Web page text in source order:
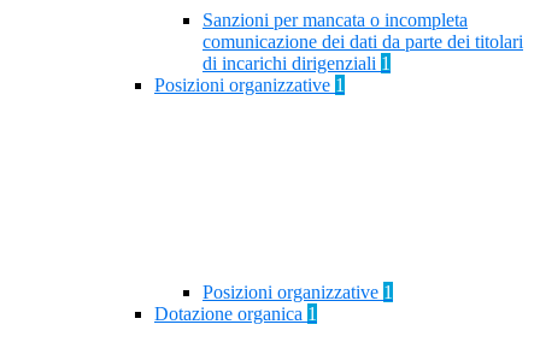
Sanzioni per mancata o incompleta
comunicazione dei dati da parte dei titolari
di incarichi dirigenziali 1
Posizioni organizzative 1
Posizioni organizzative 1
Dotazione organica 1